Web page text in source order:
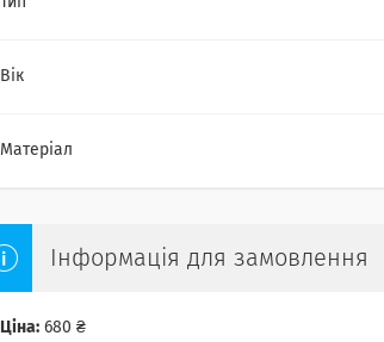
Вік
Матеріал
Інформація для замовлення
Ціна: 680 ₴